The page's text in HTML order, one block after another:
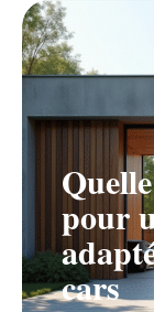
pour
cars